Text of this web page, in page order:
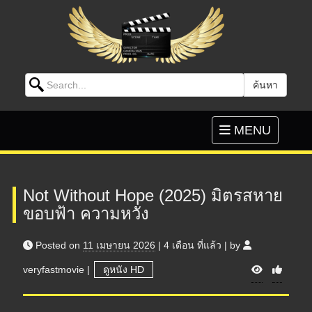
Search for: ค้นหา
Toggle
navigation
MENU
Not Without Hope (2025) มิตรสหาย
ขอบฟ้า ความหวัง
Posted on 11 เมษายน 2026 | 4 เดือน ที่แล้ว | by
veryfastmovie | ดูหนัง HD V
i